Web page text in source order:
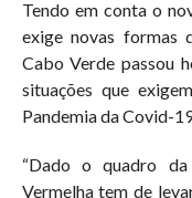
Tendo em conta o
exige novas formas
Cabo Verde passou
situações que
Pandemia da Covid-
“Dado o quadro
Vermelha tem de